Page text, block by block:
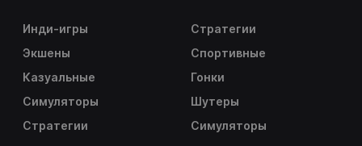
Инди-игры
Экшены
Казуальные
Симуляторы
Стратегии
Стратегии
Спортивные
Гонки
Шутеры
Симуляторы